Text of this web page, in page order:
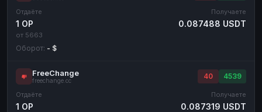
Отдаёте
1 OP
от 5663
Получаете
0.087488 USDT
Оборот: - $
FreeChange
freechange.cc
40 4539
Отдаёте
1 OP
Получаете
0.087319 USDT